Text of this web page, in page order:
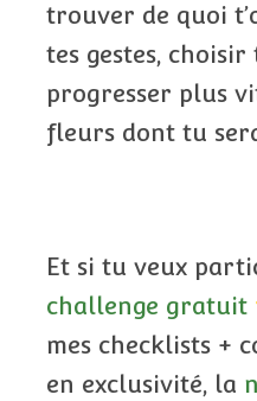
trouver de quoi
tes gestes,
progresser plus
fleurs dont tu
Et si tu veux
challenge gratuit
mes checklists +
en exclusivité, la